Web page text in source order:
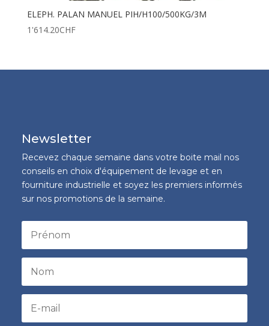
ELEPH. PALAN MANUEL PIH/H100/500KG/3M
1'614.20CHF
Newsletter
Recevez chaque semaine dans votre boite mail nos
conseils en choix d'équipement de levage et en
fourniture industrielle et soyez les premiers informés
sur nos promotions de la semaine.